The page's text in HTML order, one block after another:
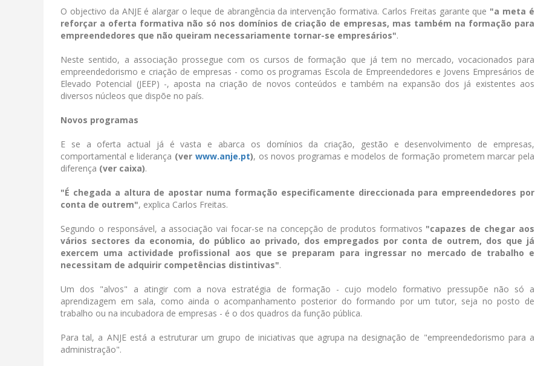
O objectivo da ANJE é alargar o leque de abrangência da intervenção formativa. Carlos Freitas garante que "a meta é
reforçar a oferta formativa não só nos domínios de criação de empresas, mas também na formação para
empreendedores que não queiram necessariamente tornar-se empresários".
Neste sentido, a associação prossegue com os cursos de formação que já tem no mercado, vocacionados para
empreendedorismo e criação de empresas - como os programas Escola de Empreendedores e Jovens Empresários de
Elevado Potencial (JEEP) -, aposta na criação de novos conteúdos e também na expansão dos já existentes aos
diversos núcleos que dispõe no país.
Novos programas
E se a oferta actual já é vasta e abarca os domínios da criação, gestão e desenvolvimento de empresas,
comportamental e liderança (ver www.anje.pt), os novos programas e modelos de formação prometem marcar pela
diferença (ver caixa).
"É chegada a altura de apostar numa formação especificamente direccionada para empreendedores por
conta de outrem", explica Carlos Freitas.
Segundo o responsável, a associação vai focar-se na concepção de produtos formativos "capazes de chegar aos
vários sectores da economia, do público ao privado, dos empregados por conta de outrem, dos que já
exercem uma actividade profissional aos que se preparam para ingressar no mercado de trabalho e
necessitam de adquirir competências distintivas".
Um dos "alvos" a atingir com a nova estratégia de formação - cujo modelo formativo pressupõe não só a
aprendizagem em sala, como ainda o acompanhamento posterior do formando por um tutor, seja no posto de
trabalho ou na incubadora de empresas - é o dos quadros da função pública.
Para tal, a ANJE está a estruturar um grupo de iniciativas que agrupa na designação de "empreendedorismo para a
administração".